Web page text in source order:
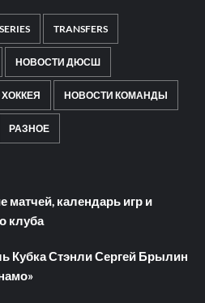
TRANSFERS
НОВОСТИ ДЮСШ
НОВОСТИ КОМАНДЫ
РАЗНОЕ
матчей, календарь игр и
клуба
Кубка Стэнли Сергей Брылин